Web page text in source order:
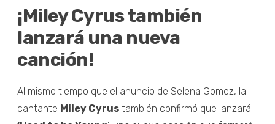
¡Miley Cyrus también
lanzará una nueva
canción!
Al mismo tiempo que el anuncio de Selena Gomez, la
cantante Miley Cyrus también confirmó que lanzará